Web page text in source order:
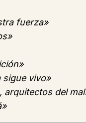
fuerza»
sigue vivo»
arquitectos del